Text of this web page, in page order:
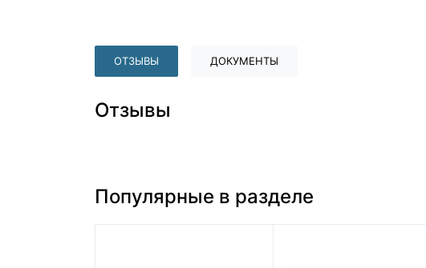
ОТЗЫВЫ ДОКУМЕНТЫ
Отзывы
Популярные в разделе